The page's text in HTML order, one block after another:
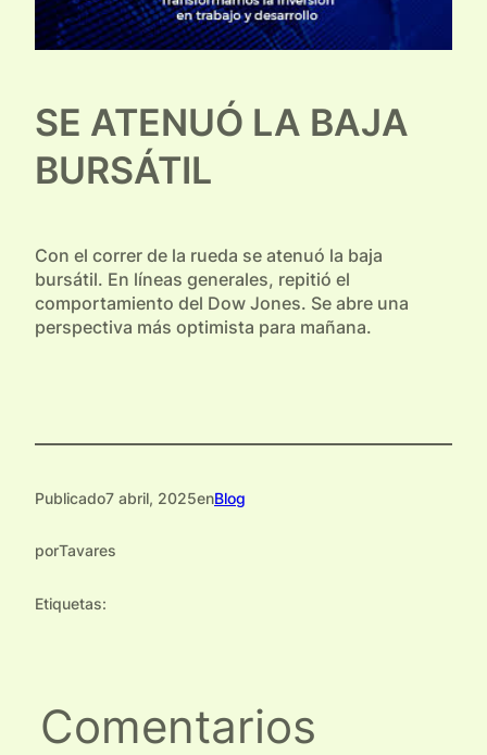
SE ATENUÓ LA BAJA
BURSÁTIL
Con el correr de la rueda se atenuó la baja
bursátil. En líneas generales, repitió el
comportamiento del Dow Jones. Se abre una
perspectiva más optimista para mañana.
Publicado7 abril, 2025enBlog
porTavares
Etiquetas:
Comentarios